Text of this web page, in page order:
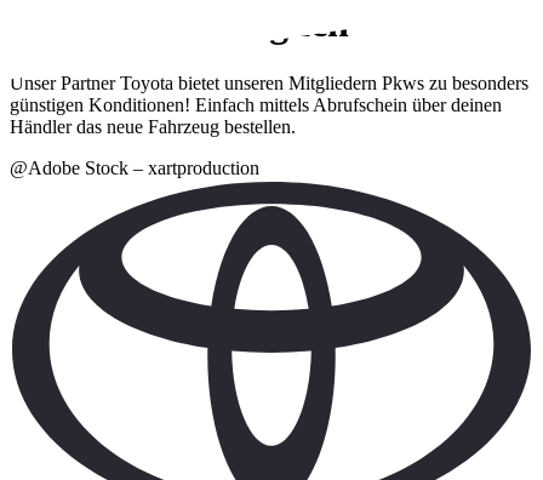
Nichts ist unmöglich
Unser Partner Toyota bietet unseren Mitgliedern Pkws zu besonders
günstigen Konditionen! Einfach mittels Abrufschein über deinen
Händler das neue Fahrzeug bestellen.
@Adobe Stock – xartproduction